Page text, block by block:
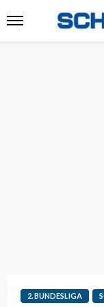
2. BUNDESLIGA